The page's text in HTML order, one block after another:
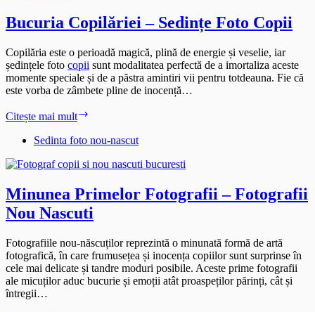
Unice
Bucuria Copilăriei – Sedințe Foto Copii
Copilăria este o perioadă magică, plină de energie și veselie, iar
ședințele foto copii sunt modalitatea perfectă de a imortaliza aceste
momente speciale și de a păstra amintiri vii pentru totdeauna. Fie că
este vorba de zâmbete pline de inocență…
Citește mai mult
–
Foto
Sedinta foto nou-nascut
Minunea Primelor Fotografii – Fotografii
Nou Nascuti
Fotografiile nou-născuților reprezintă o minunată formă de artă
fotografică, în care frumusețea și inocența copiilor sunt surprinse în
cele mai delicate și tandre moduri posibile. Aceste prime fotografii
ale micuților aduc bucurie și emoții atât proaspeților părinți, cât și
întregii…